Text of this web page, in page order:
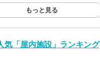
もっと見る
気「屋内施設」ランキング